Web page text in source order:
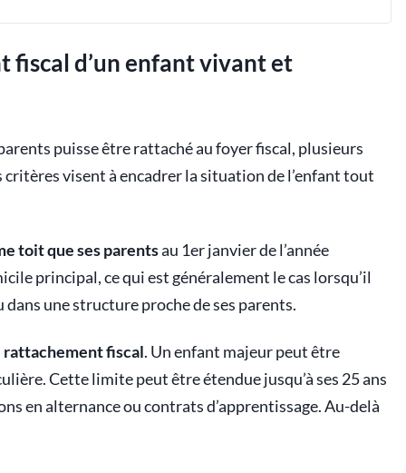
d’un enfant vivant et
puisse être rattaché au foyer fiscal, plusieurs
visent à encadrer la situation de l’enfant tout
toit que ses parentsau 1er janvier de l’année
principal, ce qui est généralement le cas lorsqu’il
une structure proche de ses parents.
rattachement fiscal. Un enfant majeur peut être
Cette limite peut être étendue jusqu’à ses 25 ans
en alternance ou contrats d’apprentissage. Au-delà